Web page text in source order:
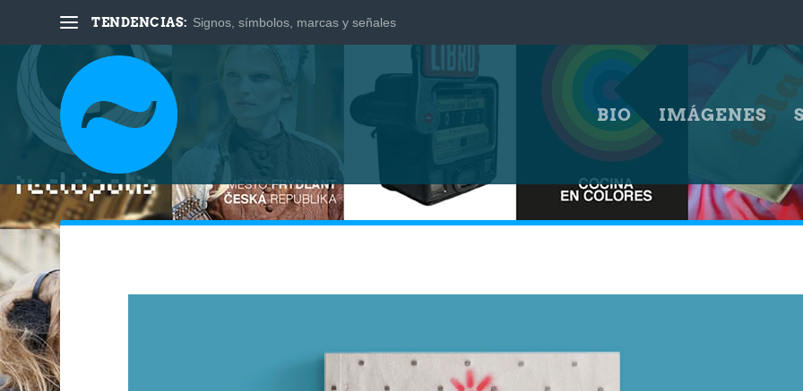
TENDENCIAS: Signos, símbolos, marcas y señales
BIO IMÁGENES